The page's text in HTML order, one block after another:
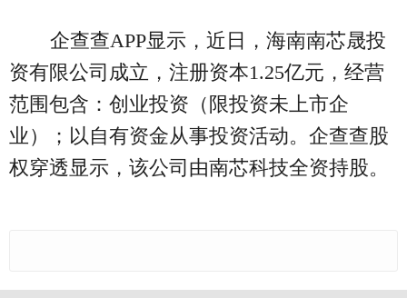
企查查APP显示，近日，海南南芯晟投
资有限公司成立，注册资本1.25亿元，经营
范围包含：创业投资（限投资未上市企
业）；以自有资金从事投资活动。企查查股
权穿透显示，该公司由南芯科技全资持股。